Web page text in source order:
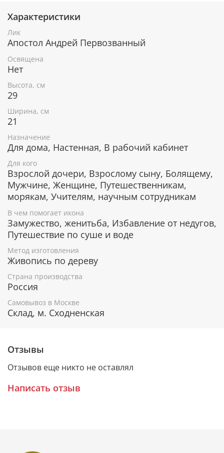
При окончательном оформлении образа
использовались специальные фронтажные грунты,
выравнивающие лаки и темперные краски. Венец и
поля иконы вручную украшены рельефным
орнаментом и натуральным жемчугом или
полудрагоценными камнями.
Андрей Первозванный
Обращение в христианскую веру.
Защита Отечества от врагов.
Покровитель моряков, морского флота.
Покровитель учителей иностранных языков и
переводчиков.
Счастливое замужество.
Исцеление от физических недугов.
Гарантия подлинности
К каждому живописному образу прикладывается
номерное свидетельство, в котором подробно
расписана вся информация об иконе:
Имя художника,
Материалы, из которых она изготовлена,
Гарантия соответствия канонам Православной
Церкви.
Подарочная упаковка
шкатулке из натурального дерева с откидной
Характеристики
Лик
Апостол Андрей Первозванный
Освящена
Нет
Высота, см
29
Ширина, см
21
Назначение
Для дома, Настенная, В рабочий кабинет
Для кого
Взрослой дочери, Взрослому сыну, Болящему,
Мужчине, Женщине, Путешественникам,
морякам, Учителям, научным сотрудникам
В чем помогает икона
Замужество, женитьба, Избавление от недугов,
Путешествие по суше и воде
Метод изготовления
Живопись по дереву
Страна производства
Россия
Самовывоз в Москве
Склад, м. Сходненская
Отзывы
Отзывов еще никто не оставлял
Написать отзыв